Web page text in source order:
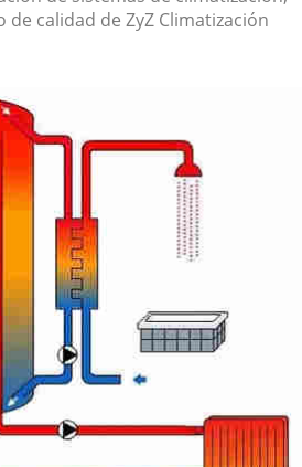
de calidad de ZyZ Climatización